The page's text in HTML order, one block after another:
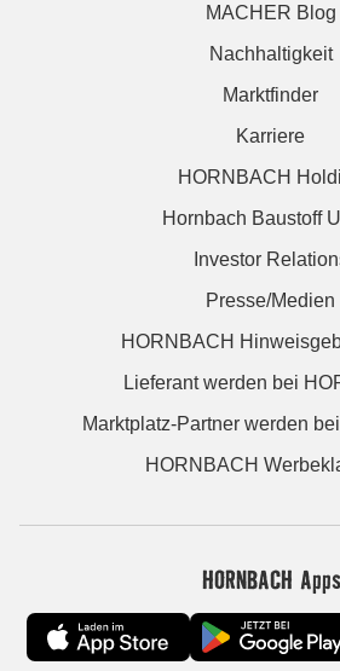
MACHER Blog
Nachhaltigkeit
Marktfinder
Karriere
HORNBACH
Hornbach Baustoff
Investor
Presse/Medien
HORNBACH
Lieferant werden bei
Marktplatz-Partner werden
HORNBACH
HORNBACH Apps